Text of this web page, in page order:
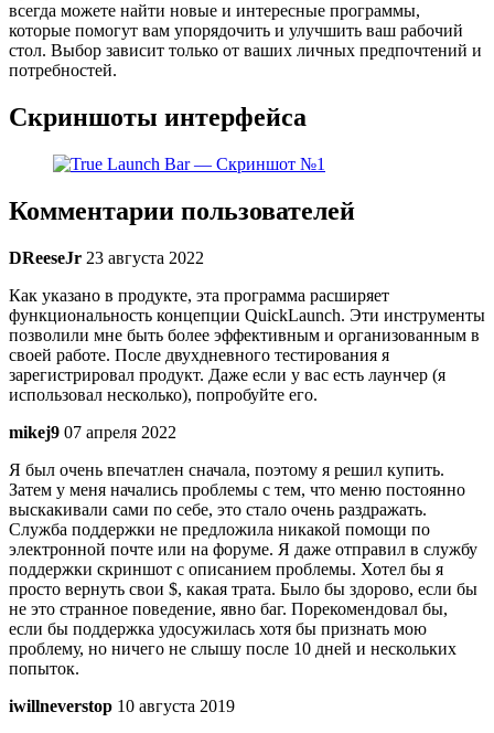
всегда можете найти новые и интересные программы,
которые помогут вам упорядочить и улучшить ваш рабочий
стол. Выбор зависит только от ваших личных предпочтений и
потребностей.
Скриншоты интерфейса
Комментарии пользователей
DReeseJr 23 августа 2022
Как указано в продукте, эта программа расширяет
функциональность концепции QuickLaunch. Эти инструменты
позволили мне быть более эффективным и организованным в
своей работе. После двухдневного тестирования я
зарегистрировал продукт. Даже если у вас есть лаунчер (я
использовал несколько), попробуйте его.
mikej9 07 апреля 2022
Я был очень впечатлен сначала, поэтому я решил купить.
Затем у меня начались проблемы с тем, что меню постоянно
выскакивали сами по себе, это стало очень раздражать.
Служба поддержки не предложила никакой помощи по
электронной почте или на форуме. Я даже отправил в службу
поддержки скриншот с описанием проблемы. Хотел бы я
просто вернуть свои $, какая трата. Было бы здорово, если бы
не это странное поведение, явно баг. Порекомендовал бы,
если бы поддержка удосужилась хотя бы признать мою
проблему, но ничего не слышу после 10 дней и нескольких
попыток.
iwillneverstop 10 августа 2019